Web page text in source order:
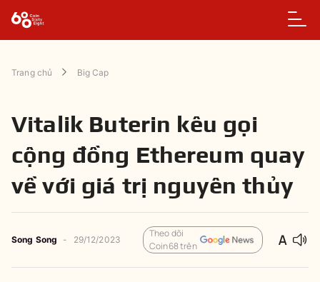
Trang chủ Big Cap
Vitalik Buterin kêu gọi
cộng đồng Ethereum quay
về với giá trị nguyên thủy
Song Song - 29/12/2023
Theo dõi
Coin68 trên